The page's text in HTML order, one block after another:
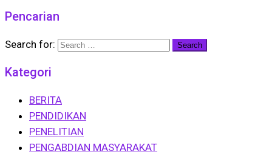
Pencarian
Search for:
Kategori
BERITA
PENDIDIKAN
PENELITIAN
PENGABDIAN MASYARAKAT